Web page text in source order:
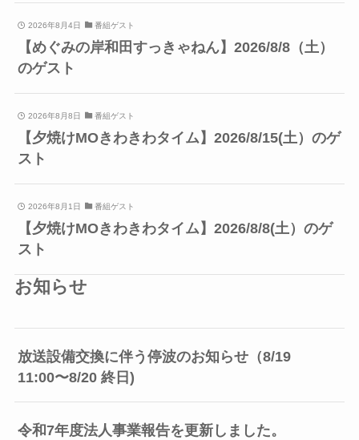
2026年8月4日 番組ゲスト
【めぐみの岸和田すっきゃねん】2026/8/8（土）
のゲスト
2026年8月8日 番組ゲスト
【夕焼けMOきわきわタイム】2026/8/15(土）のゲ
スト
2026年8月1日 番組ゲスト
【夕焼けMOきわきわタイム】2026/8/8(土）のゲ
スト
お知らせ
放送設備交換に伴う停波のお知らせ（8/19
11:00〜8/20 終日)
令和7年度法人事業報告を更新しました。